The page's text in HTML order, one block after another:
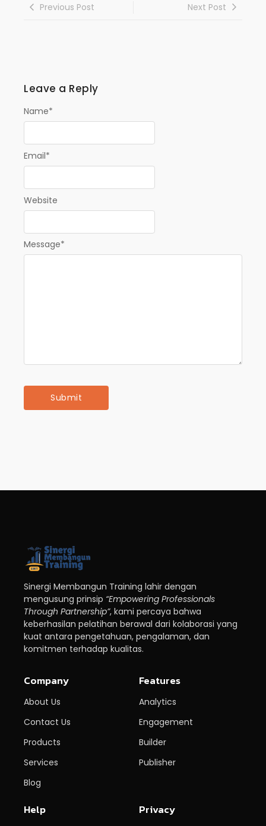
Previous Post Next Post
Leave a Reply
Message*
Name*
Email*
Website
Sinergi Membangun Training lahir dengan
mengusung prinsip “Empowering Professionals
Through Partnership”, kami percaya bahwa
keberhasilan pelatihan berawal dari kolaborasi yang
kuat antara pengetahuan, pengalaman, dan
komitmen terhadap kualitas.
Company
About Us
Contact Us
Products
Services
Blog
Features
Analytics
Engagement
Builder
Publisher
Help Privacy